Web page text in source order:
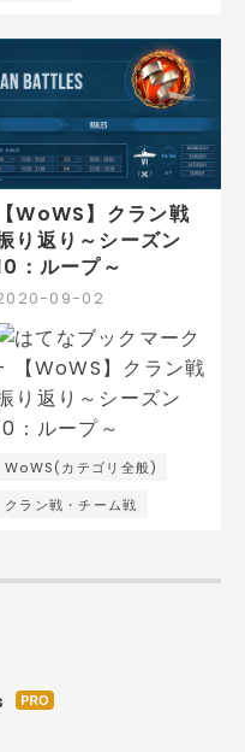
-09-02
【WoWS】クラン戦
り返り～シーズン
：ループ～
WoWS(カテゴリ全般)
クラン戦・チーム戦
はて